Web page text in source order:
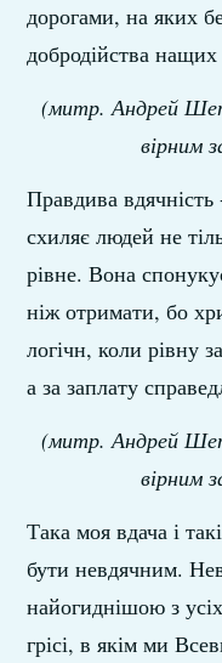
дорогами, на яких
добродійства
(митр. Андрей
вірним
Правдива
схиляє людей не
рівне. Вона
ніж отримати, бо
логічн, коли рівну
а за заплату
(митр. Андрей
вірним
Така моя вдача і
бути невдячним.
найогиднішою з
грісі, в якім ми